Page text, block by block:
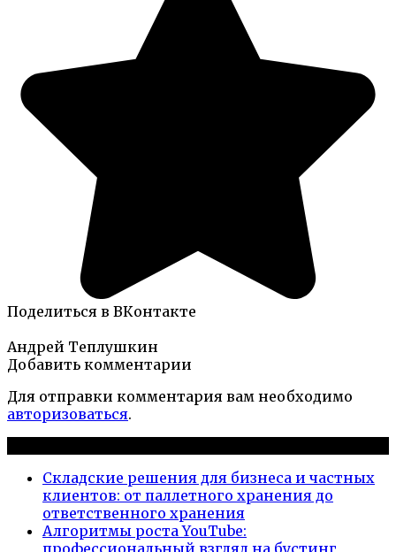
Поделиться в ВКонтакте
Андрей Теплушкин
Добавить комментарии
Для отправки комментария вам необходимо
авторизоваться.
Складские решения для бизнеса и частных
клиентов: от паллетного хранения до
ответственного хранения
Алгоритмы роста YouTube: